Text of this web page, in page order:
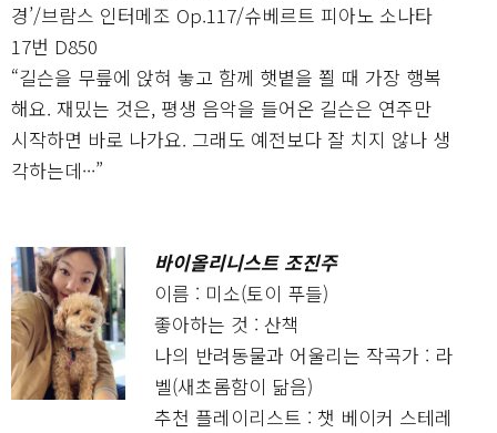
경’/브람스 인터메조 Op.117/슈베르트 피아노 소나타
17번 D850
“길슨을 무릎에 앉혀 놓고 함께 햇볕을 쬘 때 가장 행복
해요. 재밌는 것은, 평생 음악을 들어온 길슨은 연주만
시작하면 바로 나가요. 그래도 예전보다 잘 치지 않나 생
각하는데···”
바이올리니스트 조진주
이름 : 미소(토이 푸들)
좋아하는 것 : 산책
나의 반려동물과 어울리는 작곡가 : 라
벨(새초롬함이 닮음)
추천 플레이리스트 : 챗 베이커 스테레